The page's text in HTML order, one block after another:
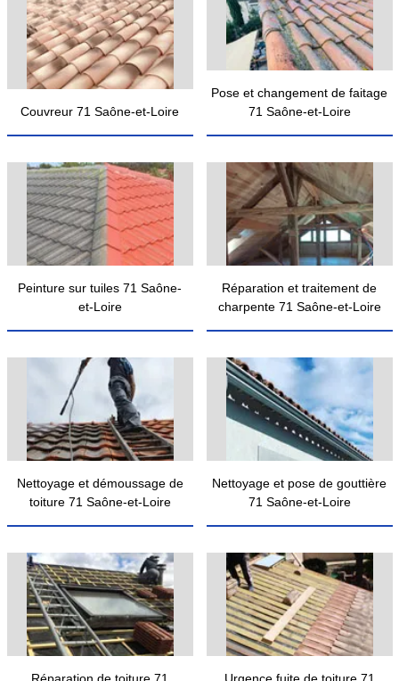
Couvreur 71 Saône-et-Loire
Pose et changement de faitage
71 Saône-et-Loire
Peinture sur tuiles 71 Saône-
et-Loire
Réparation et traitement de
charpente 71 Saône-et-Loire
Nettoyage et démoussage de
toiture 71 Saône-et-Loire
Nettoyage et pose de gouttière
71 Saône-et-Loire